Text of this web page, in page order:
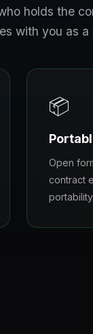
holds the
with you as a
📦
Open
contract
portability.